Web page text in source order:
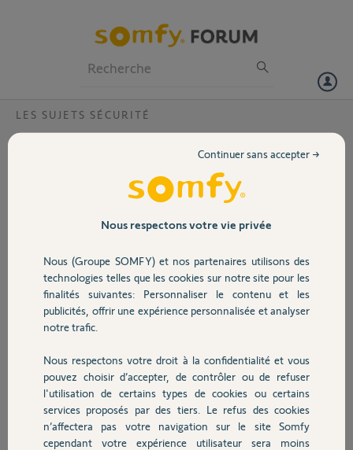
Volet
Sécurité
Domotique
Chauffage
Autres produits
LES SUJETS SÉCURITÉ
sirène extérieure 2400935 ?
Bonjour,j'ai 1 kit Protexiom 400 depuis 2011. J'ai changé ma sirène
j'ai eu un message clavier avec un problème de liaison avec le
J'ai changé les piles de la sirène et celles du transmetteur.
éléments Même en désinstallant et réinstallant, je ne la trouve pas.
Que faire ?
Merci,
francois S.
il y a environ 4 ans
Participer au fil de discussion
Nous respectons votre vie privée
Nous (Groupe SOMFY) et nos partenaires utilisons des
technologies telles que les cookies sur notre site pour les
finalités suivantes: Personnaliser le contenu et les
publicités, offrir une expérience personnalisée et analyser
notre trafic.
Nous respectons votre droit à la confidentialité et vous
pouvez choisir d’accepter, de contrôler ou de refuser
l'utilisation de certains types de cookies ou certains
services proposés par des tiers. Le refus des cookies
n’affectera pas votre navigation sur le site Somfy
cependant votre expérience utilisateur sera moins
Continuer sans accepter →